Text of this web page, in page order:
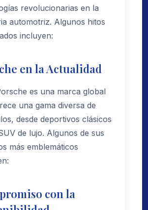
revolucionarias en la
automotriz. Algunos hitos
incluyen:
en la Actualidad
es una marca global
una gama diversa de
desde deportivos clásicos
de lujo. Algunos de sus
más emblemáticos
con la